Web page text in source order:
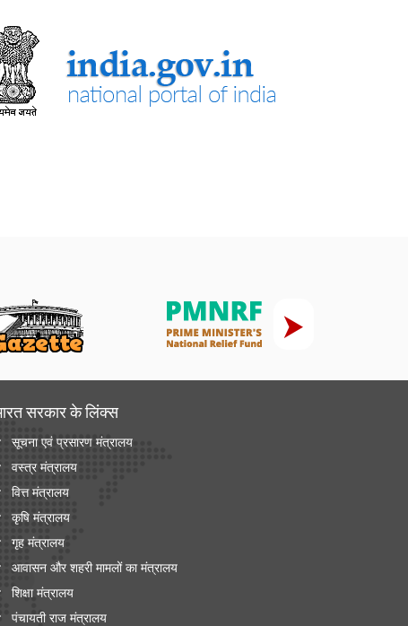
सरकार के लिंक्‍स
सूचना एवं प्रसारण मंत्रालय
वस्त्र मंत्रालय
वित्त मंत्रालय
कृषि मंत्रालय
गृह मंत्रालय
आवासन और शहरी मामलों का मंत्रालय
शिक्षा मंत्रालय
पंचायती राज मंत्रालय